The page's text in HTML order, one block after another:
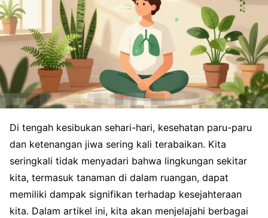
Di tengah kesibukan sehari-hari, kesehatan paru-paru
dan ketenangan jiwa sering kali terabaikan. Kita
seringkali tidak menyadari bahwa lingkungan sekitar
kita, termasuk tanaman di dalam ruangan, dapat
memiliki dampak signifikan terhadap kesejahteraan
kita. Dalam artikel ini, kita akan menjelajahi berbagai